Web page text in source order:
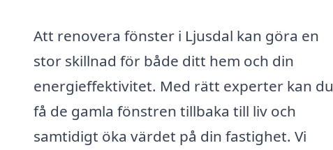
Att renovera fönster i Ljusdal kan göra en
stor skillnad för både ditt hem och din
energieffektivitet. Med rätt experter kan du
få de gamla fönstren tillbaka till liv och
samtidigt öka värdet på din fastighet. Vi